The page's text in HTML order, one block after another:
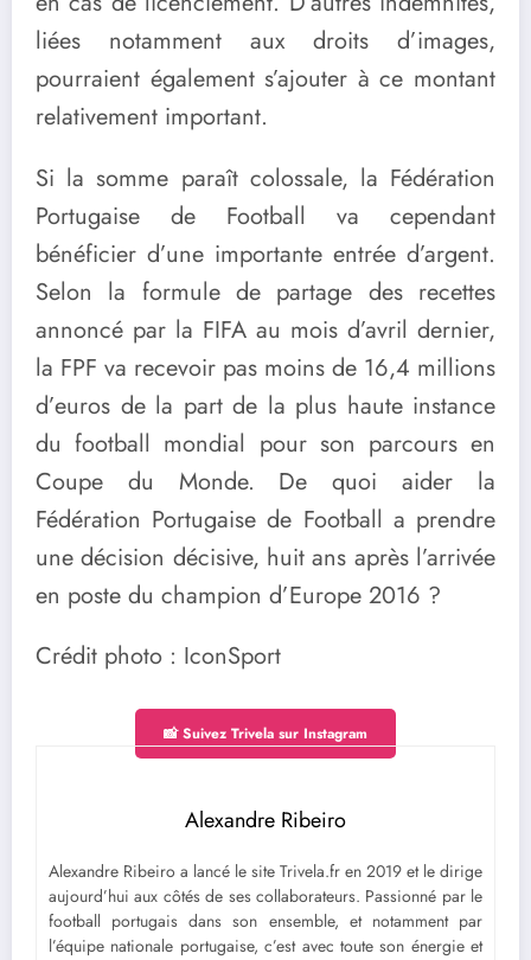
liées notamment aux droits d’images,
pourraient également s’ajouter à ce montant
relativement important.
Si la somme paraît colossale, la Fédération
Portugaise de Football va cependant
bénéficier d’une importante entrée d’argent.
Selon la formule de partage des recettes
annoncé par la FIFA au mois d’avril dernier,
la FPF va recevoir pas moins de 16,4 millions
d’euros de la part de la plus haute instance
du football mondial pour son parcours en
Coupe du Monde. De quoi aider la
Fédération Portugaise de Football a prendre
une décision décisive, huit ans après l’arrivée
en poste du champion d’Europe 2016 ?
Crédit photo : IconSport
📸 Suivez Trivela sur Instagram
Alexandre Ribeiro
Alexandre Ribeiro a lancé le site Trivela.fr en 2019 et le dirige
aujourd’hui aux côtés de ses collaborateurs. Passionné par le
football portugais dans son ensemble, et notamment par
l’équipe nationale portugaise, c’est avec toute son énergie et